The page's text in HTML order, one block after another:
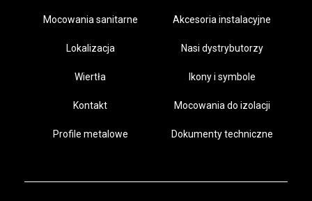
Mocowania sanitarne Akcesoria instalacyjne
Lokalizacja Nasi dystrybutorzy
Wiertła Ikony i symbole
Kontakt Mocowania do izolacji
Profile metalowe Dokumenty techniczne